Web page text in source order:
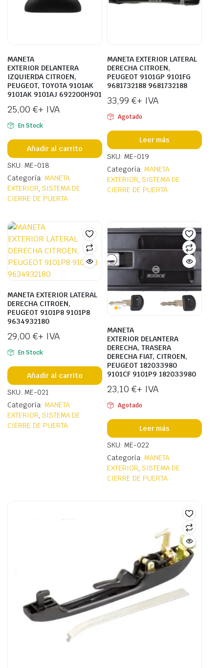
MANETA
EXTERIOR DELANTERA
IZQUIERDA CITROEN,
PEUGEOT, TOYOTA 9101AK
9101AK 9101AJ 692200H901
25,00 €+ IVA
En Stock
Añadir al carrito
SKU: ME-018
Categoría: MANETA
EXTERIOR, SISTEMA DE
CIERRE DE PUERTA
MANETA EXTERIOR LATERAL
DERECHA CITROEN,
PEUGEOT 9101GP 9101FG
9681732188 9681732188
33,99 €+ IVA
Agotado
Leer más
SKU: ME-019
Categoría: MANETA
EXTERIOR, SISTEMA DE
CIERRE DE PUERTA
MANETA EXTERIOR LATERAL
DERECHA CITROEN,
PEUGEOT 9101P8 9101P8
9634932180
29,00 €+ IVA
En Stock
Añadir al carrito
SKU: ME-021
Categoría: MANETA
EXTERIOR, SISTEMA DE
CIERRE DE PUERTA
MANETA
EXTERIOR DELANTERA
DERECHA, TRASERA
DERECHA FIAT, CITROEN,
PEUGEOT 182033980
9101CF 9101P9 182033980
23,10 €+ IVA
Agotado
Leer más
SKU: ME-022
Categoría: MANETA
EXTERIOR, SISTEMA DE
CIERRE DE PUERTA